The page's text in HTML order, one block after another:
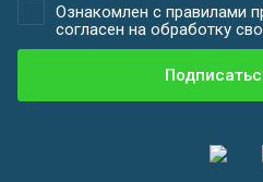
Ознакомлен с правилами
согласен на обработку